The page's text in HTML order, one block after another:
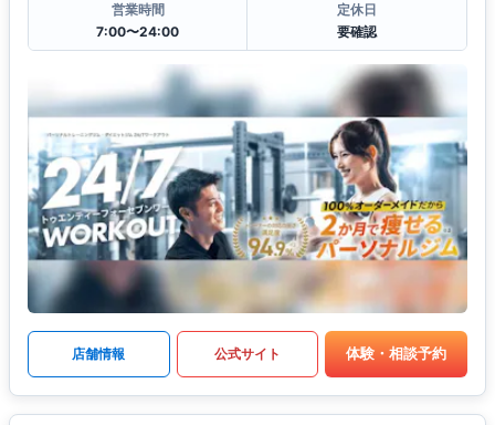
営業時間
7:00〜24:00
定休日
要確認
店舗情報 公式サイト 体験・相談予約